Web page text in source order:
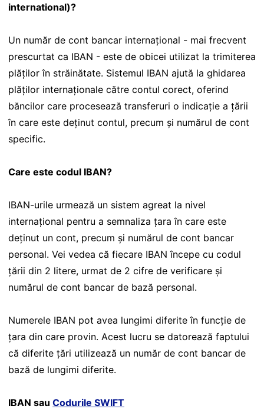
international)?
Un număr de cont bancar internațional - mai frecvent
prescurtat ca IBAN - este de obicei utilizat la trimiterea
plăților în străinătate. Sistemul IBAN ajută la ghidarea
plăților internaționale către contul corect, oferind
băncilor care procesează transferuri o indicație a țării
în care este deținut contul, precum și numărul de cont
specific.
Care este codul IBAN?
IBAN-urile urmează un sistem agreat la nivel
internațional pentru a semnaliza țara în care este
deținut un cont, precum și numărul de cont bancar
personal. Vei vedea că fiecare IBAN începe cu codul
țării din 2 litere, urmat de 2 cifre de verificare și
numărul de cont bancar de bază personal.
Numerele IBAN pot avea lungimi diferite în funcție de
țara din care provin. Acest lucru se datorează faptului
că diferite țări utilizează un număr de cont bancar de
bază de lungimi diferite.
IBAN sau Codurile SWIFT